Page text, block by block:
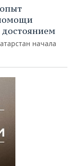
начала